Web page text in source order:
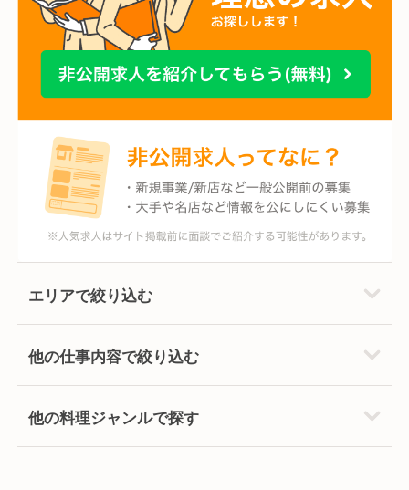
エリアで絞り込む
他の仕事内容で絞り込む
他の料理ジャンルで探す